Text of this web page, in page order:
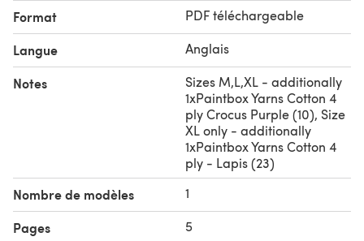
Format PDF téléchargeable
Langue Anglais
Notes
Sizes M,L,XL - additionally
1xPaintbox Yarns Cotton 4
ply Crocus Purple (10), Size
XL only - additionally
1xPaintbox Yarns Cotton 4
ply - Lapis (23)
Nombre de modèles 1
Pages 5